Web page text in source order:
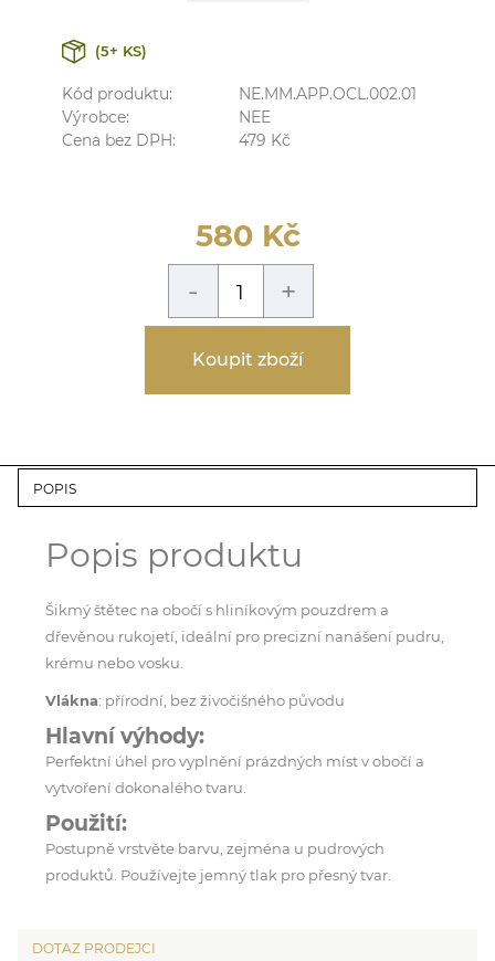
(5+ KS)
Kód produktu:
NE.MM.APP.OCL.002.01
Výrobce:
NEE
Cena bez DPH:
479 Kč
580 Kč
- +
Koupit zboží
POPIS
Popis produktu
Šikmý štětec na obočí s hliníkovým pouzdrem a
dřevěnou rukojetí, ideální pro precizní nanášení pudru,
krému nebo vosku.
Vlákna: přírodní, bez živočišného původu
Hlavní výhody:
Perfektní úhel pro vyplnění prázdných míst v obočí a
vytvoření dokonalého tvaru.
Použití:
Postupně vrstvěte barvu, zejména u pudrových
produktů. Používejte jemný tlak pro přesný tvar.
DOTAZ PRODEJCI